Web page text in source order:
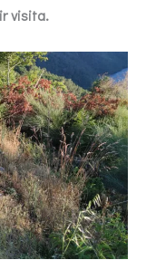
visita.